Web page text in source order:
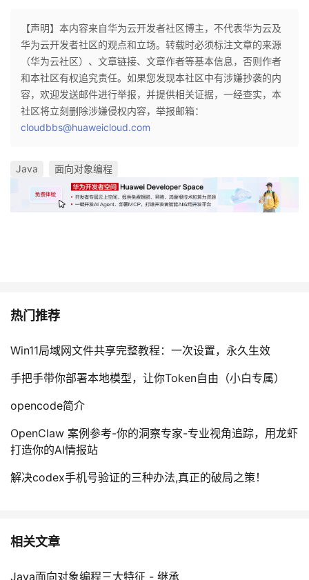
【声明】本内容来自华为云开发者社区博主，不代表华为云及
华为云开发者社区的观点和立场。转载时必须标注文章的来源
（华为云社区）、文章链接、文章作者等基本信息，否则作者
和本社区有权追究责任。如果您发现本社区中有涉嫌抄袭的内
容，欢迎发送邮件进行举报，并提供相关证据，一经查实，本
社区将立刻删除涉嫌侵权内容，举报邮箱：
cloudbbs@huaweicloud.com
Java 面向对象编程
热门推荐
Win11局域网文件共享完整教程：一次设置，永久生效
手把手带你部署本地模型，让你Token自由（小白专属）
opencode简介
OpenClaw 案例参考-你的洞察专家-专业视角追踪，用龙虾
打造你的AI情报站
解决codex手机号验证的三种办法,真正的破局之策！
相关文章
Java面向对象编程三大特征 - 继承